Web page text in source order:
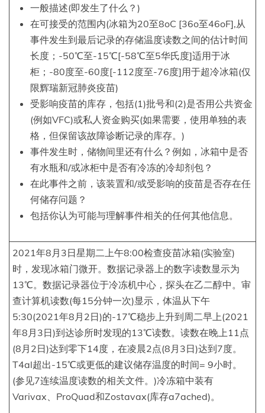
一般描述(即发生了什么？)
在可接受的范围内(冰箱为20至8oC [36o至46oF],从
事件发生到最后记录的存储温度读数之间的估计时间
长度；-50℃至-15℃[-58℃至5华氏度]适用于冰
柜；-80度至-60度[-112度至-76度]用于超冷冰箱(仅
限辉瑞新冠肺炎疫苗)
受影响疫苗的库存，包括(1)批号和(2)是否用公共资金
(例如VFC)或私人资金购买(如果需要，使用单独的表
格，但保留该故障诊断记录的库存。)
事件发生时，储物间里还有什么？例如，冰箱中是否
有水瓶和/或冰柜中是否有冷冻的冷却剂包？
在此事件之前，该装置和/或受影响的疫苗是否存在任
何储存问题？
包括你认为可能与理解事件相关的任何其他信息。
2021年8月3日星期二上午8:00检查疫苗冰箱(实验室)
时，发现冰箱门微开。数据记录器上的数字读数显示为
13℃。数据记录器位于冷冻机中心，探头在乙二醇中。审
查计算机读数(每15分钟一次)显示，体温从下午
5:30(2021年8月2日)的-17℃稳步上升到周二早上(2021
年8月3日)到达诊所时发现的13℃读数。读数在晚上11点
(8月2日)达到零下14度，在凌晨2点(8月3日)达到7度。
T4al超出-15℃或更低的建议储存温度的时间= 9小时。
(参见7连续温度读数的相关文件。)冷冻箱中装有
Varivax、ProQuad和Zostavax(库存a7ached)。